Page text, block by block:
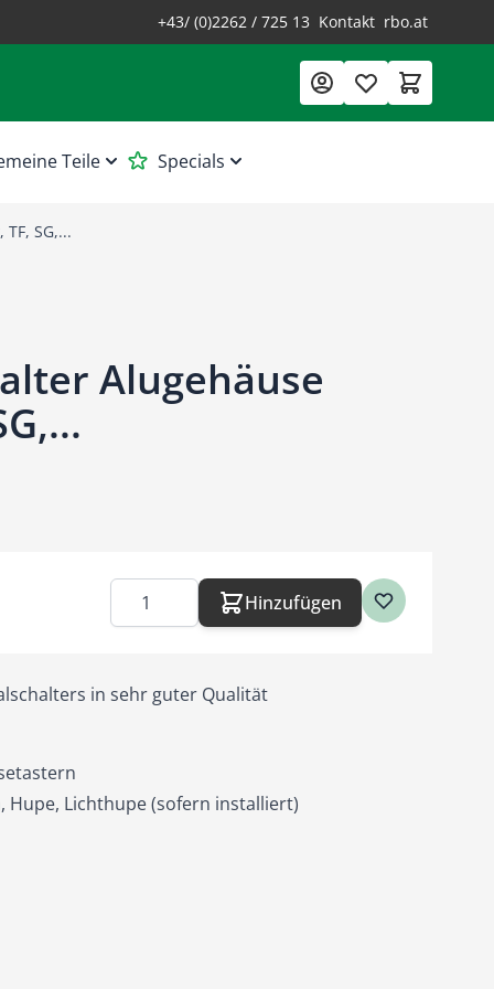
+43/ (0)2262 / 725 13 Kontakt rbo.at
Teile Specials
SG,...
Alugehäuse
Menge Hinzufügen
in sehr guter Qualität
Hupe, Lichthupe (sofern installiert)